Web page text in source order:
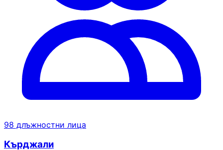
98 длъжностни лица
Кърджали